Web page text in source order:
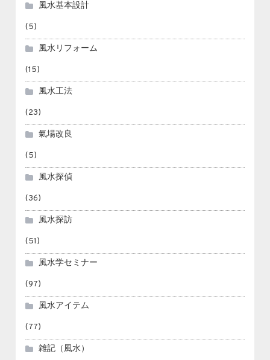
風水基本設計
(5)
風水リフォーム
(15)
風水工法
(23)
氣場改良
(5)
風水探偵
(36)
風水探訪
(51)
風水学セミナー
(97)
風水アイテム
(77)
雑記（風水）